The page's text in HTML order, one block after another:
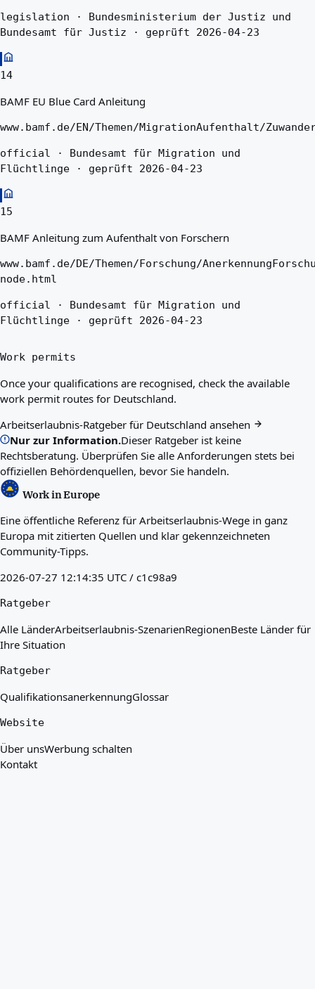
legislation · Bundesministerium der Justiz und
Bundesamt für Justiz · geprüft 2026-04-23
14
BAMF EU Blue Card Anleitung
www.bamf.de/EN/Themen/MigrationAufenthalt/
official · Bundesamt für Migration und
Flüchtlinge · geprüft 2026-04-23
15
BAMF Anleitung zum Aufenthalt von Forschern
www.bamf.de/DE/Themen/Forschung/
node.html
official · Bundesamt für Migration und
Flüchtlinge · geprüft 2026-04-23
Work permits
Once your qualifications are recognised, check the available
work permit routes for Deutschland.
Arbeitserlaubnis-Ratgeber für Deutschland ansehen
Nur zur Information.Dieser Ratgeber ist keine
Rechtsberatung. Überprüfen Sie alle Anforderungen stets bei
offiziellen Behördenquellen, bevor Sie handeln.
Work in Europe
Eine öffentliche Referenz für Arbeitserlaubnis-Wege in ganz
Europa mit zitierten Quellen und klar gekennzeichneten
Community-Tipps.
2026-07-27 12:14:35 UTC / c1c98a9
Ratgeber
Alle LänderArbeitserlaubnis-SzenarienRegionenBeste Länder für
Ihre Situation
Ratgeber
QualifikationsanerkennungGlossar
Website
Über unsWerbung schalten
Kontakt